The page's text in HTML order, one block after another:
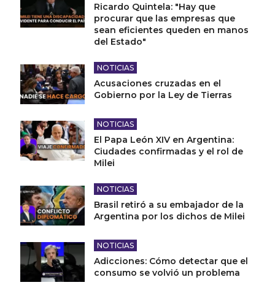
Ricardo Quintela: "Hay que
procurar que las empresas que
sean eficientes queden en manos
del Estado"
NOTICIAS
Acusaciones cruzadas en el
Gobierno por la Ley de Tierras
NOTICIAS
El Papa León XIV en Argentina:
Ciudades confirmadas y el rol de
Milei
NOTICIAS
Brasil retiró a su embajador de la
Argentina por los dichos de Milei
NOTICIAS
Adicciones: Cómo detectar que el
consumo se volvió un problema